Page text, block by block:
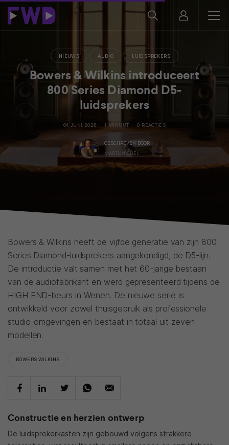
NIEUWS AUDIO LUIDSPREKERS
Bowers & Wilkins introduceert
800 Series Diamond D5-
luidsprekers
04 JUNI 2026 1 MINUUT 0 REACTIES
GESCHREVEN DOOR
MARTIJN CHEL
Bowers & Wilkins heeft de vijfde generatie van zijn 800
Series Diamond-luidsprekers aangekondigd, de D5-lijn.
De introductie valt samen met het 60-jarige bestaan
van de audiofabrikant en werd gepresenteerd tijdens de
HIGH END-beurs in Wenen. De nieuwe serie is
ontwikkeld voor zowel thuisgebruik als professionele
studio-omgevingen en bestaat in totaal uit zeven
modellen.
BOWERS WILKINS
Constructie en herzien ontwerp
De luidsprekerkasten zijn gebouwd volgens strakkere